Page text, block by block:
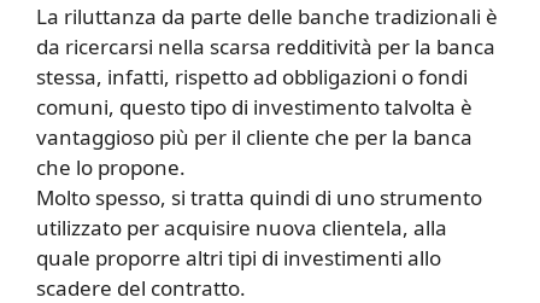
La riluttanza da parte delle banche tradizionali è
da ricercarsi nella scarsa redditività per la banca
stessa, infatti, rispetto ad obbligazioni o fondi
comuni, questo tipo di investimento talvolta è
vantaggioso più per il cliente che per la banca
che lo propone.
Molto spesso, si tratta quindi di uno strumento
utilizzato per acquisire nuova clientela, alla
quale proporre altri tipi di investimenti allo
scadere del contratto.